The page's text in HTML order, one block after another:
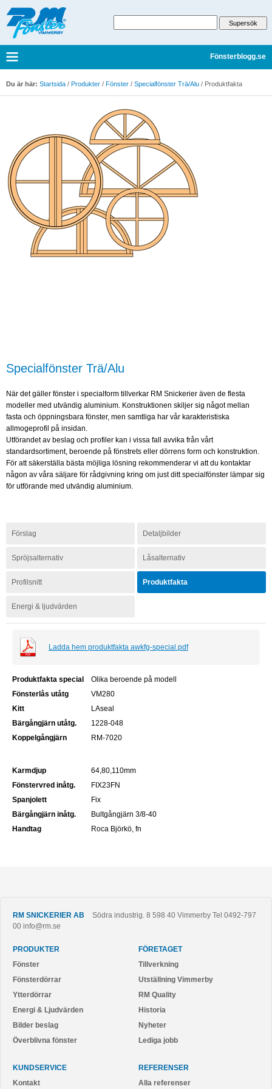
Fönsterblogg.se
Du är här: Startsida / Produkter / Fönster / Specialfönster Trä/Alu / Produktfakta
Specialfönster Trä/Alu
När det gäller fönster i specialform tillverkar RM Snickerier även de flesta
modeller med utvändig aluminium. Konstruktionen skiljer sig något mellan
fasta och öppningsbara fönster, men samtliga har vår karakteristiska
allmogeprofil på insidan.
Utförandet av beslag och profiler kan i vissa fall avvika från vårt
standardsortiment, beroende på fönstrets eller dörrens form och konstruktion.
För att säkerställa bästa möjliga lösning rekommenderar vi att du kontaktar
någon av våra säljare för rådgivning kring om just ditt specialfönster lämpar sig
för utförande med utvändig aluminium.
Förslag Detaljbilder
Spröjsalternativ Låsalternativ
Profilsnitt Produktfakta
Energi & ljudvärden
Ladda hem produktfakta awkfg-special.pdf
Produktfakta special
Olika beroende på modell
Fönsterlås utåtg
VM280
Kitt
LAseal
Bärgångjärn utåtg.
1228-048
Koppelgångjärn
RM-7020
Karmdjup
64,80,110mm
Fönstervred inåtg.
FIX23FN
Spanjolett
Fix
Bärgångjärn inåtg.
Bultgångjärn 3/8-40
Handtag
Roca Björkö, fn
RM SNICKERIER AB Södra industrig. 8 598 40 Vimmerby Tel 0492-797
00 info@rm.se
PRODUKTER
Fönster
Fönsterdörrar
Ytterdörrar
Energi & Ljudvärden
Bilder beslag
Överblivna fönster
FÖRETAGET
Tillverkning
Utställning Vimmerby
RM Quality
Historia
Nyheter
Lediga jobb
KUNDSERVICE
Kontakt
REFERENSER
Alla referenser